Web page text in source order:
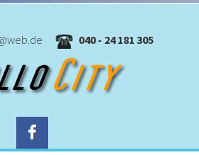
040 - 24 181 305